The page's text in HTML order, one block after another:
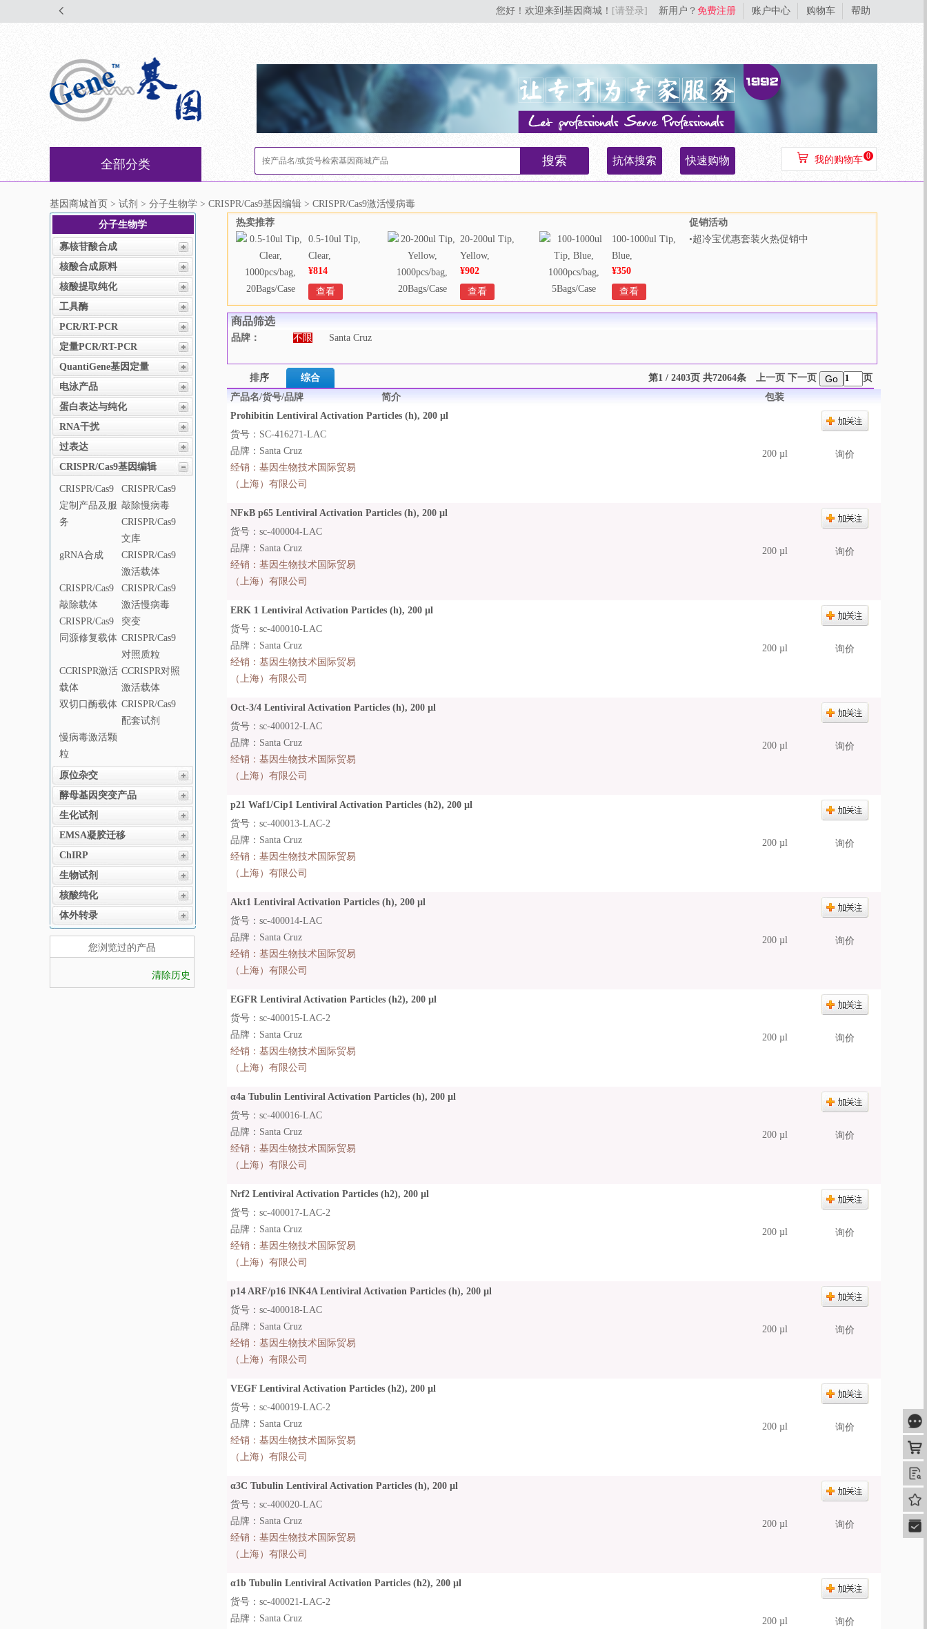
您好！欢迎来到基因商城！ [请登录] 新用户？ 免费注册 账户中心 购物车 帮助
全部分类 搜索 抗体搜索 快速购物 0
我的购物车
基因商城首页 > 试剂 > 分子生物学 > CRISPR/Cas9基因编辑 > CRISPR/Cas9激活慢病毒
分子生物学
寡核苷酸合成
核酸合成原料
核酸提取纯化
工具酶
PCR/RT-PCR
定量PCR/RT-PCR
QuantiGene基因定量
电泳产品
蛋白表达与纯化
RNA干扰
过表达
CRISPR/Cas9基因编辑
CRISPR/Cas9
定制产品及服
务
CRISPR/Cas9
敲除慢病毒
CRISPR/Cas9
文库
gRNA合成
CRISPR/Cas9
激活载体
CRISPR/Cas9
敲除载体
CRISPR/Cas9
激活慢病毒
CRISPR/Cas9
同源修复载体
突变
CRISPR/Cas9
对照质粒
CCRISPR激活
载体
CCRISPR对照
激活载体
双切口酶载体 CRISPR/Cas9
配套试剂
慢病毒激活颗
粒
原位杂交
酵母基因突变产品
生化试剂
EMSA凝胶迁移
ChIRP
生物试剂
核酸纯化
体外转录
您浏览过的产品
清除历史
热卖推荐
0.5-10ul Tip,
Clear,
1000pcs/bag,
20Bags/Case
¥814
查看
20-200ul Tip,
Yellow,
1000pcs/bag,
20Bags/Case
¥902
查看
100-1000ul Tip,
Blue,
1000pcs/bag,
5Bags/Case
¥350
查看
促销活动
•超冷宝优惠套装火热促销中
商品筛选
品牌： 不限 Santa Cruz
排序 综合 第1 / 2403页 共72064条 上一页 下一页 Go
页
产品名/货号/品牌
简介
包装
Prohibitin Lentiviral Activation Particles (h), 200 µl
200 µl 询价
货号：SC-416271-LAC
品牌：Santa Cruz
经销： 基因生物技术国际贸易
（上海）有限公司
NFκB p65 Lentiviral Activation Particles (h), 200 µl
200 µl 询价
货号：sc-400004-LAC
品牌：Santa Cruz
经销： 基因生物技术国际贸易
（上海）有限公司
ERK 1 Lentiviral Activation Particles (h), 200 µl
200 µl 询价
货号：sc-400010-LAC
品牌：Santa Cruz
经销： 基因生物技术国际贸易
（上海）有限公司
Oct-3/4 Lentiviral Activation Particles (h), 200 µl
200 µl 询价
货号：sc-400012-LAC
品牌：Santa Cruz
经销： 基因生物技术国际贸易
（上海）有限公司
p21 Waf1/Cip1 Lentiviral Activation Particles (h2), 200 µl
200 µl 询价
货号：sc-400013-LAC-2
品牌：Santa Cruz
经销： 基因生物技术国际贸易
（上海）有限公司
Akt1 Lentiviral Activation Particles (h), 200 µl
200 µl 询价
货号：sc-400014-LAC
品牌：Santa Cruz
经销： 基因生物技术国际贸易
（上海）有限公司
EGFR Lentiviral Activation Particles (h2), 200 µl
200 µl 询价
货号：sc-400015-LAC-2
品牌：Santa Cruz
经销： 基因生物技术国际贸易
（上海）有限公司
α4a Tubulin Lentiviral Activation Particles (h), 200 µl
200 µl 询价
货号：sc-400016-LAC
品牌：Santa Cruz
经销： 基因生物技术国际贸易
（上海）有限公司
Nrf2 Lentiviral Activation Particles (h2), 200 µl
200 µl 询价
货号：sc-400017-LAC-2
品牌：Santa Cruz
经销： 基因生物技术国际贸易
（上海）有限公司
p14 ARF/p16 INK4A Lentiviral Activation Particles (h), 200 µl
200 µl 询价
货号：sc-400018-LAC
品牌：Santa Cruz
经销： 基因生物技术国际贸易
（上海）有限公司
VEGF Lentiviral Activation Particles (h2), 200 µl
200 µl 询价
货号：sc-400019-LAC-2
品牌：Santa Cruz
经销： 基因生物技术国际贸易
（上海）有限公司
α3C Tubulin Lentiviral Activation Particles (h), 200 µl
200 µl 询价
货号：sc-400020-LAC
品牌：Santa Cruz
经销： 基因生物技术国际贸易
（上海）有限公司
α1b Tubulin Lentiviral Activation Particles (h2), 200 µl
200 µl 询价
货号：sc-400021-LAC-2
品牌：Santa Cruz
购
查
我
快